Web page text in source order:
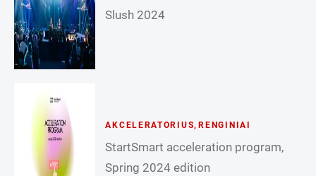
Slush 2024
AKCELERATORIUS, RENGINIAI
StartSmart acceleration program,
Spring 2024 edition